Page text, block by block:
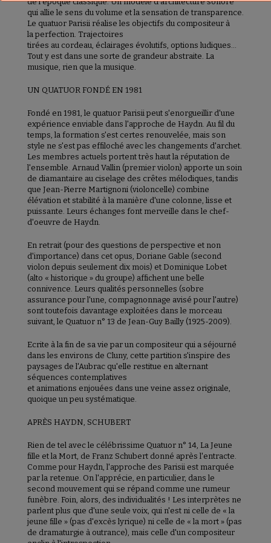
qui allie le sens du volume et la sensation de transparence.
Le quatuor Parisii réalise les objectifs du compositeur à
la perfection. Trajectoires
tirées au cordeau, éclairages évolutifs, options ludiques…
Tout y est dans une sorte de grandeur abstraite. La
musique, rien que la musique.
UN QUATUOR FONDÉ EN 1981
Fondé en 1981, le quatuor Parisii peut s'enorgueillir d'une
expérience enviable dans l'approche de Haydn. Au fil du
temps, la formation s'est certes renouvelée, mais son
style ne s'est pas effiloché avec les changements d'archet.
Les membres actuels portent très haut la réputation de
l'ensemble. Arnaud Vallin (premier violon) apporte un soin
de diamantaire au ciselage des crêtes mélodiques, tandis
que Jean-Pierre Martignoni (violoncelle) combine
élévation et stabilité à la manière d'une colonne, lisse et
puissante. Leurs échanges font merveille dans le chef-
d'oeuvre de Haydn.
En retrait (pour des questions de perspective et non
d'importance) dans cet opus, Doriane Gable (second
violon depuis seulement dix mois) et Dominique Lobet
(alto « historique » du groupe) affichent une belle
connivence. Leurs qualités personnelles (sobre
assurance pour l'une, compagnonnage avisé pour l'autre)
sont toutefois davantage exploitées dans le morceau
suivant, le Quatuor n° 13 de Jean-Guy Bailly (1925-2009).
Ecrite à la fin de sa vie par un compositeur qui a séjourné
dans les environs de Cluny, cette partition s'inspire des
paysages de l'Aubrac qu'elle restitue en alternant
séquences contemplatives
et animations enjouées dans une veine assez originale,
quoique un peu systématique.
APRÈS HAYDN, SCHUBERT
Rien de tel avec le célébrissime Quatuor n° 14, La Jeune
fille et la Mort, de Franz Schubert donné après l'entracte.
Comme pour Haydn, l'approche des Parisii est marquée
par la retenue. On l'apprécie, en particulier, dans le
second mouvement qui se répand comme une rumeur
funèbre. Foin, alors, des individualités ! Les interprètes ne
parlent plus que d'une seule voix, qui n'est ni celle de « la
jeune fille » (pas d'excès lyrique) ni celle de « la mort » (pas
de dramaturgie à outrance), mais celle d'un compositeur